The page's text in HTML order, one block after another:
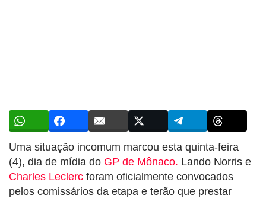
Uma situação incomum marcou esta quinta-feira
(4), dia de mídia do GP de Mônaco. Lando Norris e
Charles Leclerc foram oficialmente convocados
pelos comissários da etapa e terão que prestar